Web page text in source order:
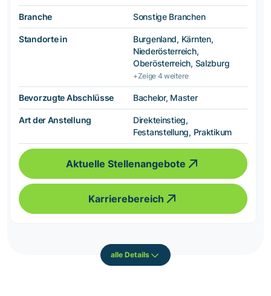
Branche Sonstige Branchen
Standorte in
Burgenland, Kärnten,
Niederösterreich,
Oberösterreich, Salzburg
+Zeige 4 weitere
Bevorzugte Abschlüsse Bachelor, Master
Art der Anstellung
Direkteinstieg,
Festanstellung, Praktikum
Aktuelle Stellenangebote
Karrierebereich
alle Details